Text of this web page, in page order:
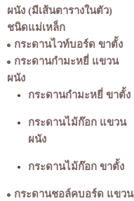
ผนัง (มีเส้นตารางในตัว)
ชนิดแม่เหล็ก
กระดานไวท์บอร์ด ขาตั้ง
กระดานกำมะหยี่ แขวน
ผนัง
กระดานกำมะหยี่ ขาตั้ง
กระดานไม้ก๊อก แขวน
ผนัง
กระดานไม้ก๊อก ขาตั้ง
กระดานชอล์คบอร์ด แขวน